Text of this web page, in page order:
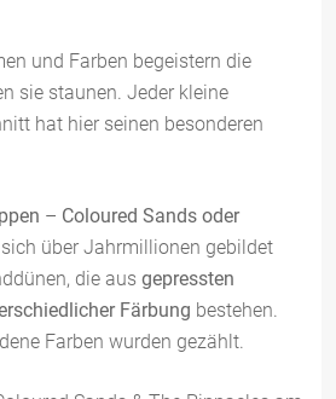
und Farben begeistern die
sie staunen. Jeder kleine
hat hier seinen besonderen
– Coloured Sands oder
über Jahrmillionen gebildet
die aus gepressten
Färbung bestehen.
Farben wurden gezählt.